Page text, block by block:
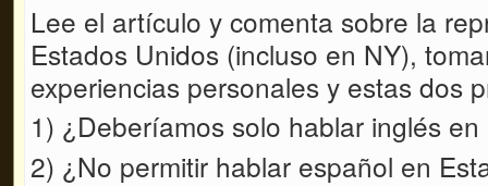
Lee el artículo y comenta sobre la
Estados Unidos (incluso en NY),
experiencias personales y estas dos
1) ¿Deberíamos solo hablar inglés
2) ¿No permitir hablar español en